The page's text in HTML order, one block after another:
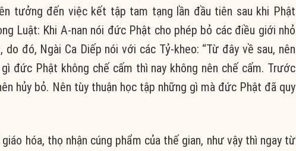
tưởng đến việc kết tập tam tạng lần đầu tiên sau khi Phật
Luật: Khi A-nan nói đức Phật cho phép bỏ các điều giới nhỏ
đó, Ngài Ca Diếp nói với các Tỷ-kheo: “Từ đây về sau, nên
đức Phật không chế cấm thì nay không nên chế cấm. Trước
hủy bỏ. Nên tùy thuận học tập những gì mà đức Phật đã quy
hóa, thọ nhận cúng phẩm của thế gian, như vậy thì ngay từ